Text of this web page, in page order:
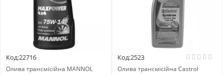
Код:22716
Олива трансмісійнa MANNOL
Код:2523
Олива трансмісійнa Castrol